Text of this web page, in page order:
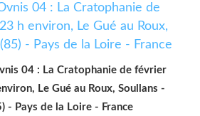
04 : La Cratophanie de février
Le Gué au Roux, Soullans -
- Pays de la Loire - France